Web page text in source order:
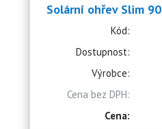
Solární ohřev Slim
Kód:
Dostupnost:
Výrobce:
Cena bez DPH:
Cena: